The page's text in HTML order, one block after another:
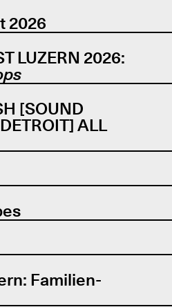
2026
LUZERN 2026:
[SOUND
ALL
Familien-